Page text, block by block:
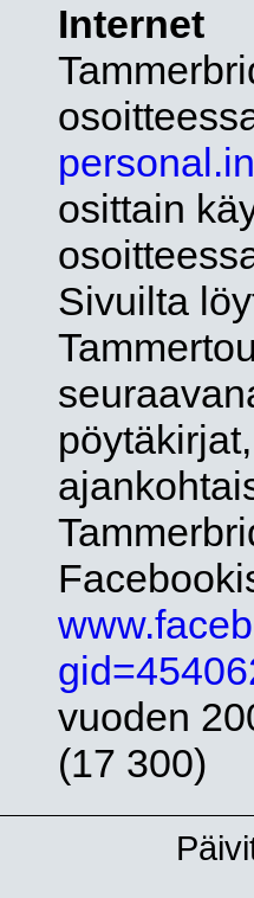
Internet
osittain
Sivuilta
vuoden
(17 300)